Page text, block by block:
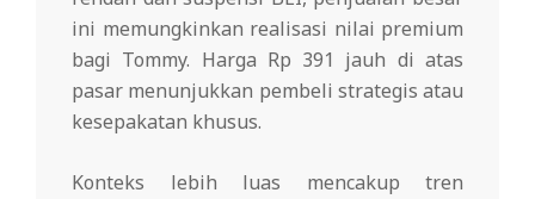
ini memungkinkan realisasi nilai premium
bagi Tommy. Harga Rp 391 jauh di atas
pasar menunjukkan pembeli strategis atau
kesepakatan khusus.
Konteks lebih luas mencakup tren